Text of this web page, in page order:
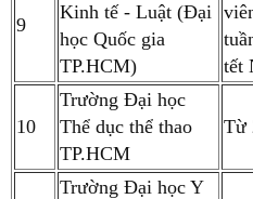
9
Kinh tế - Luật (Đại
học Quốc gia
TP.HCM)
tết
10
Trường Đại học
Thể dục thể thao
TP.HCM
Từ
Trường Đại học Y